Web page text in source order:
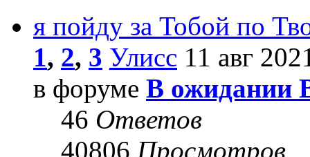
я пойду за Тобой по
1, 2, 3 Улисс 11 авг
в форуме В ожидании
46 Ответов
40806 Просмотров